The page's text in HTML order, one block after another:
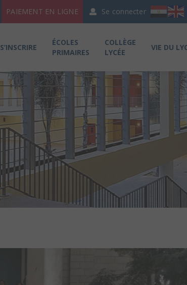
PAIEMENT EN LIGNE Se connecter
S’INSCRIRE
ÉCOLES
PRIMAIRES
COLLÈGE
LYCÉE
VIE DU